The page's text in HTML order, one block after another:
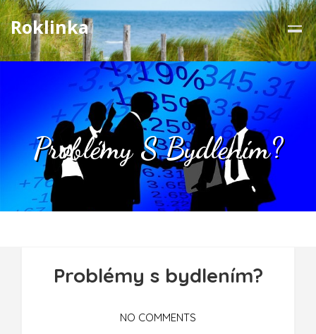
Roklinka
Problémy S Bydlením?
Problémy s bydlením?
NO COMMENTS